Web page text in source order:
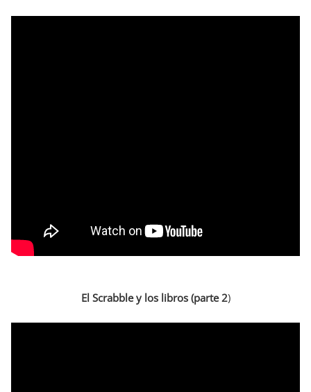
El Scrabble y los libros (parte 2)